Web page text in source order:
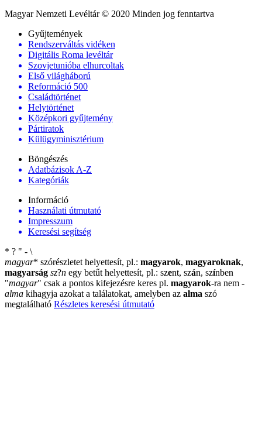
Magyar Nemzeti Levéltár © 2020 Minden jog fenntartva
Gyűjtemények
Rendszerváltás vidéken
Digitális Roma levéltár
Szovjetunióba elhurcoltak
Első világháború
Reformáció 500
Családtörténet
Helytörténet
Középkori gyűjtemény
Pártiratok
Külügyminisztérium
Böngészés
Adatbázisok A-Z
Kategóriák
Információ
Használati útmutató
Impresszum
Keresési segítség
* ? " - \
magyar* szórészletet helyettesít, pl.: magyarok, magyaroknak,
magyarság sz?n egy betűt helyettesít, pl.: szent, szán, színben
"magyar" csak a pontos kifejezésre keres pl. magyarok-ra nem -
alma kihagyja azokat a találatokat, amelyben az alma szó
megtalálható Részletes keresési útmutató